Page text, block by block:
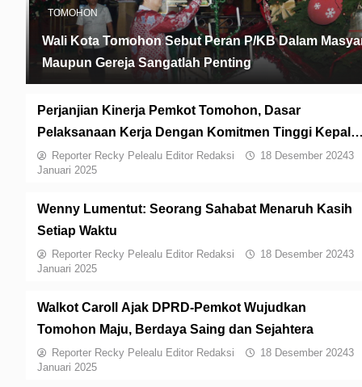
TOMOHON
Wali Kota Tomohon Sebut Peran P/KB Dalam
Maupun Gereja Sangatlah Penting
Perjanjian Kinerja Pemkot Tomohon, Dasar
Pelaksanaan Kerja Dengan Komitmen Tinggi Kepala
PDReporter Recky Pelealu Editor Redaksi 18 Desember 20243
Januari 2025
Wenny Lumentut: Seorang Sahabat Menaruh Kasih
Setiap Waktu
Reporter Recky Pelealu Editor Redaksi 18 Desember 20243
Januari 2025
Walkot Caroll Ajak DPRD-Pemkot Wujudkan
Tomohon Maju, Berdaya Saing dan Sejahtera
Reporter Recky Pelealu Editor Redaksi 18 Desember 20243
Januari 2025